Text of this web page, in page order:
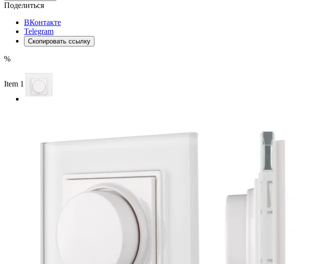
Поделиться
ВКонтакте
Telegram
Скопировать ссылку
%
Item 1 of 3